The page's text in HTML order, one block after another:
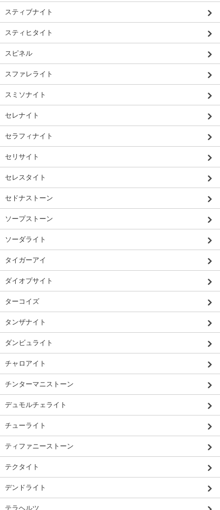
スティブナイト
スティヒタイト
スピネル
スファレライト
スミソナイト
セレナイト
セラフィナイト
セリサイト
セレスタイト
セドナストーン
ソープストーン
ソーダライト
タイガーアイ
ダイオプサイト
ターコイズ
タンザナイト
ダンビュライト
チャロアイト
チンターマニストーン
デュモルチェライト
チューライト
ティファニーストーン
テクタイト
デンドライト
テラヘルツ